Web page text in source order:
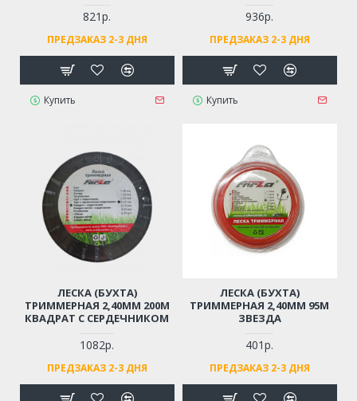
821р.
ПРЕДЗАКАЗ 2-3 ДНЯ
Купить
936р.
ПРЕДЗАКАЗ 2-3 ДНЯ
Купить
ЛЕСКА (БУХТА)
ТРИММЕРНАЯ 2,40ММ 200М
КВАДРАТ С СЕРДЕЧНИКОМ
1082р.
ПРЕДЗАКАЗ 2-3 ДНЯ
ЛЕСКА (БУХТА)
ТРИММЕРНАЯ 2,40ММ 95М
ЗВЕЗДА
401р.
ПРЕДЗАКАЗ 2-3 ДНЯ